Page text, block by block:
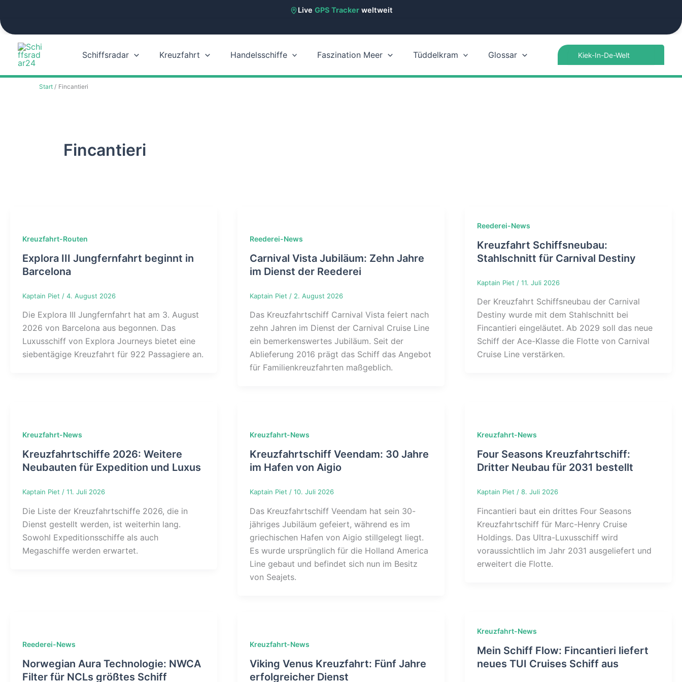
Live GPS Trackerweltweit
Zum
springen
Schiffsradar Kreuzfahrt Handelsschiffe Faszination Meer Tüddelkram Glossar
Start Fincantieri
Fincantieri
Kreuzfahrt-Routen
Explora III Jungfernfahrt beginnt in
Barcelona
Kaptain Piet / 4. August 2026
Die Explora III Jungfernfahrt hat am 3. August
2026 von Barcelona aus begonnen. Das
Luxusschiff von Explora Journeys bietet eine
siebentägige Kreuzfahrt für 922 Passagiere an.
Reederei-News
Carnival Vista Jubiläum: Zehn Jahre
im Dienst der Reederei
Kaptain Piet / 2. August 2026
Das Kreuzfahrtschiff Carnival Vista feiert nach
zehn Jahren im Dienst der Carnival Cruise Line
ein bemerkenswertes Jubiläum. Seit der
Ablieferung 2016 prägt das Schiff das Angebot
für Familienkreuzfahrten maßgeblich.
Reederei-News
Kreuzfahrt Schiffsneubau:
Stahlschnitt für Carnival Destiny
Kaptain Piet / 11. Juli 2026
Der Kreuzfahrt Schiffsneubau der Carnival
Destiny wurde mit dem Stahlschnitt bei
Fincantieri eingeläutet. Ab 2029 soll das neue
Schiff der Ace-Klasse die Flotte von Carnival
Cruise Line verstärken.
Kreuzfahrt-News
Kreuzfahrtschiffe 2026: Weitere
Neubauten für Expedition und Luxus
Kaptain Piet / 11. Juli 2026
Die Liste der Kreuzfahrtschiffe 2026, die in
Dienst gestellt werden, ist weiterhin lang.
Sowohl Expeditionsschiffe als auch
Megaschiffe werden erwartet.
Kreuzfahrt-News
Kreuzfahrtschiff Veendam: 30 Jahre
im Hafen von Aigio
Kaptain Piet / 10. Juli 2026
Das Kreuzfahrtschiff Veendam hat sein 30-
jähriges Jubiläum gefeiert, während es im
griechischen Hafen von Aigio stillgelegt liegt.
Es wurde ursprünglich für die Holland America
Line gebaut und befindet sich nun im Besitz
von Seajets.
Kreuzfahrt-News
Four Seasons Kreuzfahrtschiff:
Dritter Neubau für 2031 bestellt
Kaptain Piet / 8. Juli 2026
Fincantieri baut ein drittes Four Seasons
Kreuzfahrtschiff für Marc-Henry Cruise
Holdings. Das Ultra-Luxusschiff wird
voraussichtlich im Jahr 2031 ausgeliefert und
erweitert die Flotte.
Reederei-News
Norwegian Aura Technologie: NWCA
Filter für NCLs größtes Schiff
Kreuzfahrt-News
Viking Venus Kreuzfahrt: Fünf Jahre
erfolgreicher Dienst
Kreuzfahrt-News
Mein Schiff Flow: Fincantieri liefert
neues TUI Cruises Schiff aus